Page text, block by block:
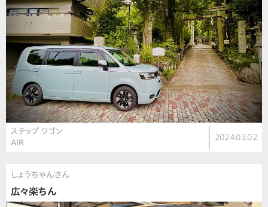
ステップ ワゴン
AIR
2024.03.02
しょうちゃんさん
広々楽ちん